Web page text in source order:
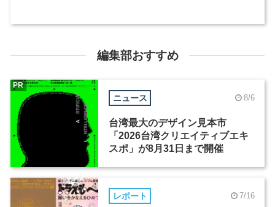
編集部おすすめ
ニュース 8/6
台湾最大のデザイン見本市
「2026台湾クリエイティブエキ
スポ」が8月31日まで開催
PR
レポート 7/16